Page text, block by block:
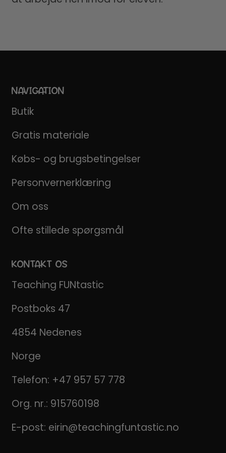
NAVIGATION
Butik
Gratis materiale
Købs- og brugsbetingelser
Personvernerklæring
Om oss
Ofte stillede spørgsmål
KONTAKT OS
Teaching FUNtastic
Postboks 47
4854 Nedenes
Norge
Telefon: +47 957 57 778
Org. nr.: 915760198
E-post: eirin@teachingfuntastic.no